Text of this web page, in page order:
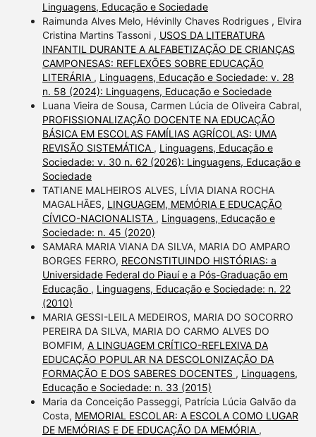
Linguagens, Educação e Sociedade
Raimunda Alves Melo, Hévinlly Chaves Rodrigues , Elvira
Cristina Martins Tassoni , USOS DA LITERATURA
INFANTIL DURANTE A ALFABETIZAÇÃO DE CRIANÇAS
CAMPONESAS: REFLEXÕES SOBRE EDUCAÇÃO
LITERÁRIA , Linguagens, Educação e Sociedade: v. 28
n. 58 (2024): Linguagens, Educação e Sociedade
Luana Vieira de Sousa, Carmen Lúcia de Oliveira Cabral,
PROFISSIONALIZAÇÃO DOCENTE NA EDUCAÇÃO
BÁSICA EM ESCOLAS FAMÍLIAS AGRÍCOLAS: UMA
REVISÃO SISTEMÁTICA , Linguagens, Educação e
Sociedade: v. 30 n. 62 (2026): Linguagens, Educação e
Sociedade
TATIANE MALHEIROS ALVES, LÍVIA DIANA ROCHA
MAGALHÃES, LINGUAGEM, MEMÓRIA E EDUCAÇÃO
CÍVICO-NACIONALISTA , Linguagens, Educação e
Sociedade: n. 45 (2020)
SAMARA MARIA VIANA DA SILVA, MARIA DO AMPARO
BORGES FERRO, RECONSTITUINDO HISTÓRIAS: a
Universidade Federal do Piauí e a Pós-Graduação em
Educação , Linguagens, Educação e Sociedade: n. 22
(2010)
MARIA GESSI-LEILA MEDEIROS, MARIA DO SOCORRO
PEREIRA DA SILVA, MARIA DO CARMO ALVES DO
BOMFIM, A LINGUAGEM CRÍTICO-REFLEXIVA DA
EDUCAÇÃO POPULAR NA DESCOLONIZAÇÃO DA
FORMAÇÃO E DOS SABERES DOCENTES , Linguagens,
Educação e Sociedade: n. 33 (2015)
Maria da Conceição Passeggi, Patrícia Lúcia Galvão da
Costa, MEMORIAL ESCOLAR: A ESCOLA COMO LUGAR
DE MEMÓRIAS E DE EDUCAÇÃO DA MEMÓRIA ,